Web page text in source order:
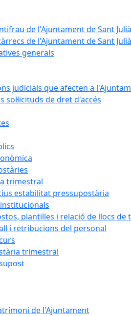
de l'Ajuntament de Sant
de l'Ajuntament de Sant
generals
judicials que afecten a
sol·licituds de dret d'accés
trimestral
estabilitat pressupostària
plantilles i relació de llocs de
i retribucions del personal
trimestral
de l'Ajuntament